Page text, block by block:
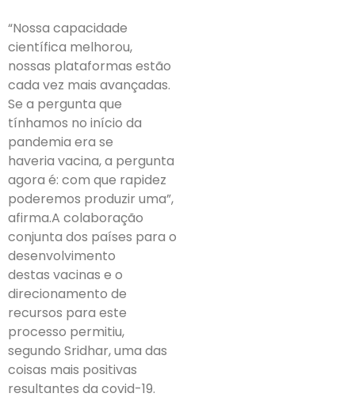
“Nossa capacidade
científica melhorou,
nossas plataformas estão
cada vez mais avançadas.
Se a pergunta que
tínhamos no início da
pandemia era se
haveria vacina, a pergunta
agora é: com que rapidez
poderemos produzir uma”,
afirma.A colaboração
conjunta dos países para o
desenvolvimento
destas vacinas e o
direcionamento de
recursos para este
processo permitiu,
segundo Sridhar, uma das
coisas mais positivas
resultantes da covid-19.